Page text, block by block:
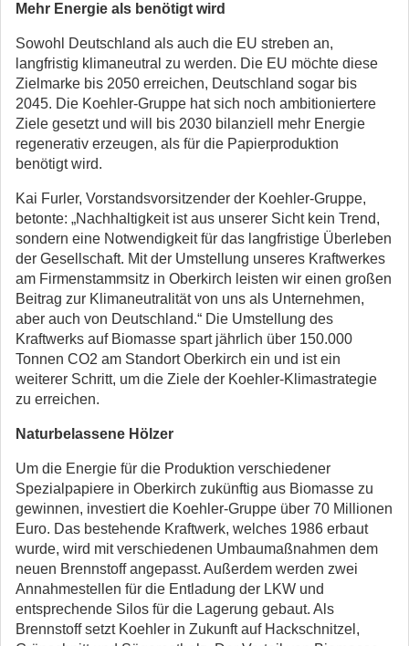
Mehr Energie als benötigt wird
Sowohl Deutschland als auch die EU streben an,
langfristig klimaneutral zu werden. Die EU möchte diese
Zielmarke bis 2050 erreichen, Deutschland sogar bis
2045. Die Koehler-Gruppe hat sich noch ambitioniertere
Ziele gesetzt und will bis 2030 bilanziell mehr Energie
regenerativ erzeugen, als für die Papierproduktion
benötigt wird.
Kai Furler, Vorstandsvorsitzender der Koehler-Gruppe,
betonte: „Nachhaltigkeit ist aus unserer Sicht kein Trend,
sondern eine Notwendigkeit für das langfristige Überleben
der Gesellschaft. Mit der Umstellung unseres Kraftwerkes
am Firmenstammsitz in Oberkirch leisten wir einen großen
Beitrag zur Klimaneutralität von uns als Unternehmen,
aber auch von Deutschland.“ Die Umstellung des
Kraftwerks auf Biomasse spart jährlich über 150.000
Tonnen CO2 am Standort Oberkirch ein und ist ein
weiterer Schritt, um die Ziele der Koehler-Klimastrategie
zu erreichen.
Naturbelassene Hölzer
Um die Energie für die Produktion verschiedener
Spezialpapiere in Oberkirch zukünftig aus Biomasse zu
gewinnen, investiert die Koehler-Gruppe über 70 Millionen
Euro. Das bestehende Kraftwerk, welches 1986 erbaut
wurde, wird mit verschiedenen Umbaumaßnahmen dem
neuen Brennstoff angepasst. Außerdem werden zwei
Annahmestellen für die Entladung der LKW und
entsprechende Silos für die Lagerung gebaut. Als
Brennstoff setzt Koehler in Zukunft auf Hackschnitzel,